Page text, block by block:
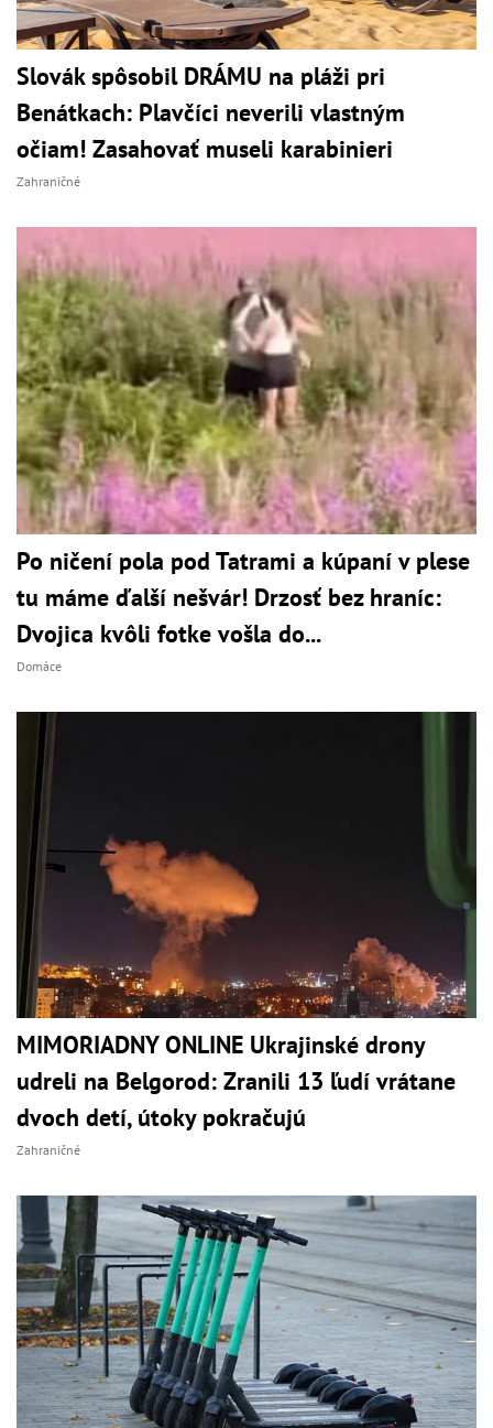
Slovák spôsobil DRÁMU na pláži pri
Benátkach: Plavčíci neverili vlastným
očiam! Zasahovať museli karabinieri
Zahraničné
Po ničení pola pod Tatrami a kúpaní v plese
tu máme ďalší nešvár! Drzosť bez hraníc:
Dvojica kvôli fotke vošla do...
Domáce
MIMORIADNY ONLINE Ukrajinské drony
udreli na Belgorod: Zranili 13 ľudí vrátane
dvoch detí, útoky pokračujú
Zahraničné